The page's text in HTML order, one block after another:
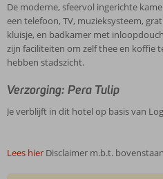
De moderne, sfeervol ingerichte
een telefoon, TV, muzieksysteem,
kluisje, en badkamer met
zijn faciliteiten om zelf thee en koffie
hebben stadszicht.
Verzorging: Pera Tulip
Je verblijft in dit hotel op basis van
Lees hier Disclaimer m.b.t.